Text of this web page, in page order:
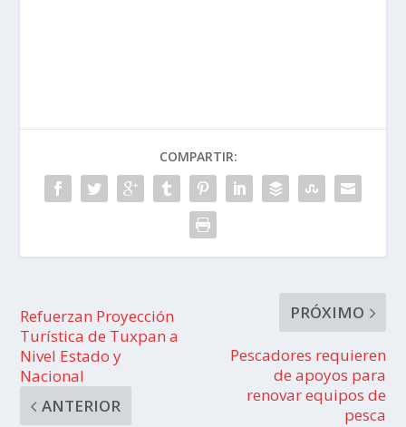
COMPARTIR:
Refuerzan Proyección
Turística de Tuxpan a
Nivel Estado y
Nacional
ANTERIOR
PRÓXIMO
Pescadores requieren
de apoyos para
renovar equipos de
pesca